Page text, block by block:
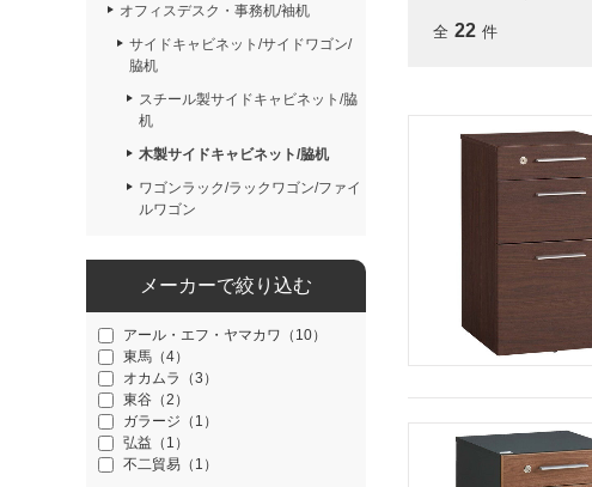
オフィスデスク・事務机/袖机
サイドキャビネット/サイドワゴン/
脇机
スチール製サイドキャビネット/脇
机
木製サイドキャビネット/脇机
ワゴンラック/ラックワゴン/ファイ
ルワゴン
メーカーで絞り込む
アール・エフ・ヤマカワ（10）
東馬（4）
オカムラ（3）
東谷（2）
ガラージ（1）
弘益（1）
不二貿易（1）
全 22 件